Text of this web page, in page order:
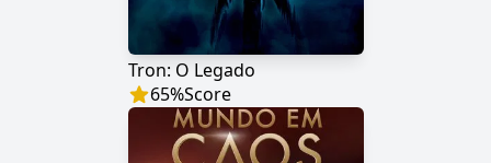
Tron: O Legado
65%Score